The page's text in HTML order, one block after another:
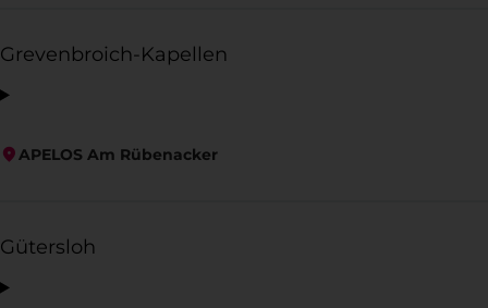
Grevenbroich-Kapellen
APELOS Am Rübenacker
Gütersloh